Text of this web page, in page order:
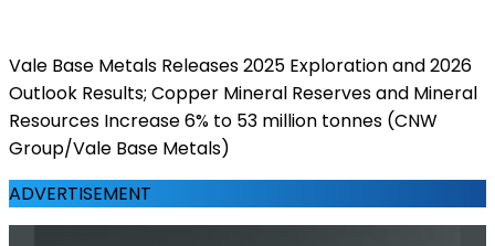
Vale Base Metals Releases 2025 Exploration and 2026
Outlook Results; Copper Mineral Reserves and Mineral
Resources Increase 6% to 53 million tonnes (CNW
Group/Vale Base Metals)
ADVERTISEMENT